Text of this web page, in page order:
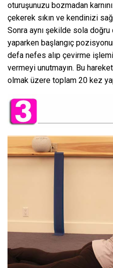
oturuşunuzu bozmadan
çekerek sıkın ve kendinizi
Sonra aynı şekilde sola doğru
yaparken başlangıç
defa nefes alıp çevirme
vermeyi unutmayın. Bu
olmak üzere toplam 20 kez